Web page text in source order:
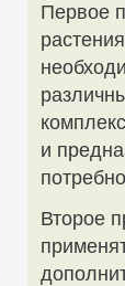
Первое
и
Второе